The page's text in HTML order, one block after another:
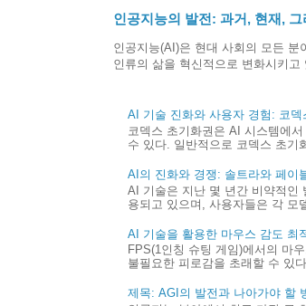
인공지능의 발전: 과거, 현재, 그
인공지능(AI)은 현대 사회의 모든
인류의 삶을 혁신적으로 변화시키
AI 기술 진화와 사용자 경험: 코덱
코덱스 초기화권은 AI 시스템에
수 있다. 일반적으로 코덱스 초기
AI의 진화와 경쟁: 솔트라와 페이
AI 기술은 지난 몇 년간 비약적인
용되고 있으며, 사용자들은 각 모
AI 기술을 활용한 마우스 감도 최
FPS(1인칭 슈팅 게임)에서의 마
불필요한 피로감을 초래할 수 있
제목: AGI의 발전과 나아가야 할